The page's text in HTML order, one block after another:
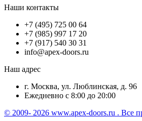
Наши контакты
+7 (495) 725 00 64
+7 (985) 997 17 20
+7 (917) 540 30 31
info@apex-doors.ru
Наш адрес
г. Москва, ул. Люблинская, д. 96
Ежедневно с 8:00 до 20:00
© 2009- 2026 www.apex-doors.ru . Все